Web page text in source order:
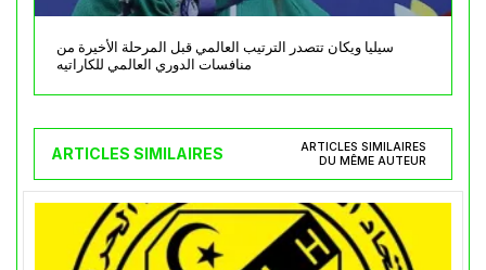
سيليا ويكان تتصدر الترتيب العالمي قبل المرحلة الأخيرة من
منافسات الدوري العالمي للكاراتيه
ARTICLES SIMILAIRES
ARTICLES SIMILAIRES
DU MÊME AUTEUR